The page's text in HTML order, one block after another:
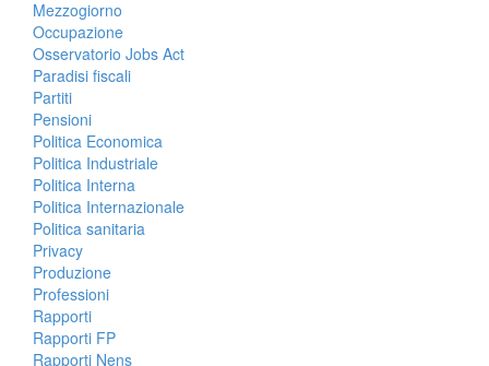
Mezzogiorno
Occupazione
Osservatorio Jobs Act
Paradisi fiscali
Partiti
Pensioni
Politica Economica
Politica Industriale
Politica Interna
Politica Internazionale
Politica sanitaria
Privacy
Produzione
Professioni
Rapporti
Rapporti FP
Rapporti Nens